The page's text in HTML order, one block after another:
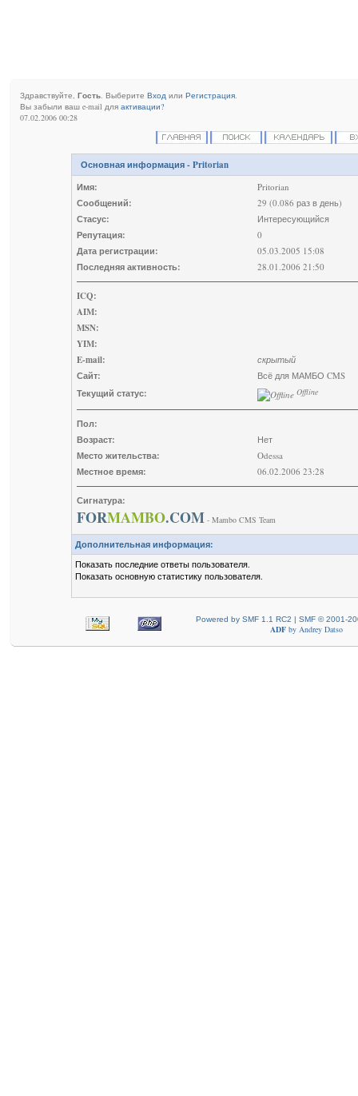
Здравствуйте, Гость. Выберите Вход или Регистрация.
Вы забыли ваш e-mail для активации?
07.02.2006 00:28
Основная информация - Pritorian
Имя:
Pritorian
Сообщений: 29 (0.086 раз в день)
Стасус: Интересующийся
Репутация: 0
Дата регистрации: 05.03.2005 15:08
Последняя активность: 28.01.2006 21:50
ICQ:
AIM:
MSN:
YIM:
E-mail:
скрытый
Сайт: Всё для МАМБО CMS
Текущий статус: Offline
Пол:
Возраст:
Нет
Место жительства: Odessa
Местное время: 06.02.2006 23:28
Сигнатура:
FORMAMBO.COM- Mambo CMS Team
Дополнительная информация:
Показать последние ответы пользователя.
Показать основную статистику пользователя.
Powered by SMF 1.1 RC2 | SMF © 2001-
ADFby Andrey Datso